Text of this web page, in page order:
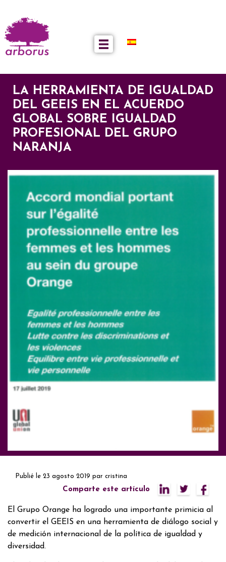
LA HERRAMIENTA DE IGUALDAD
DEL GEEIS EN EL ACUERDO
GLOBAL SOBRE IGUALDAD
PROFESIONAL DEL GRUPO
NARANJA
Publié le 23 agosto 2019 par cristina
Comparte este artículo
El Grupo Orange ha logrado una importante primicia al
convertir el GEEIS en una herramienta de diálogo social y
de medición internacional de la política de igualdad y
diversidad.